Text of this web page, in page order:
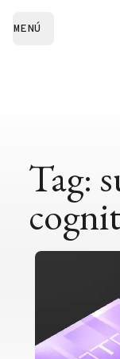
MENÚ
Tag: